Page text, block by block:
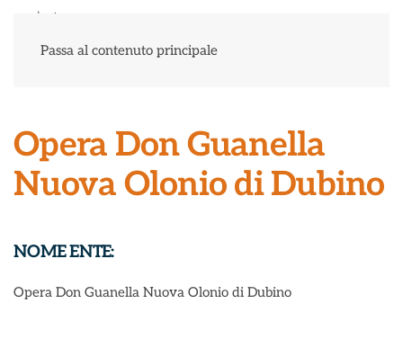
Passa al contenuto principale
Opera Don Guanella
Nuova Olonio di Dubino
NOME ENTE:
Opera Don Guanella Nuova Olonio di Dubino